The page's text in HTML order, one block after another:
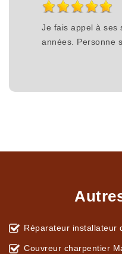
Je fais appel à ses
années. Personne
Réparateur installateur
Couvreur charpentier